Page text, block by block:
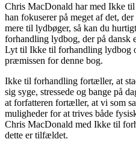
Chris MacDonald har med Ikke
han fokuserer på meget af det,
mere til lydbøger, så kan du
forhandling lydbog, der på dansk
Lyt til Ikke til forhandling lydbog
præmissen for denne bog.
Ikke til forhandling fortæller, at
sig syge, stressede og bange på
at forfatteren fortæller, at vi som
muligheder for at trives både
Chris MacDonald med Ikke til
dette er tilfældet.